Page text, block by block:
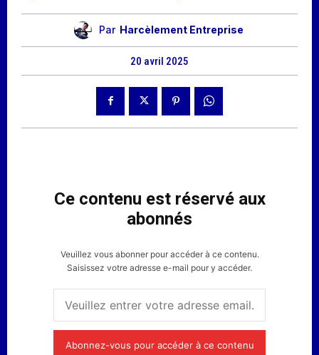
Par Harcèlement Entreprise
20 avril 2025
Ce contenu est réservé aux
abonnés
Veuillez vous abonner pour accéder à ce contenu.
Saisissez votre adresse e-mail pour y accéder.
Abonnez-vous pour accéder à ce contenu